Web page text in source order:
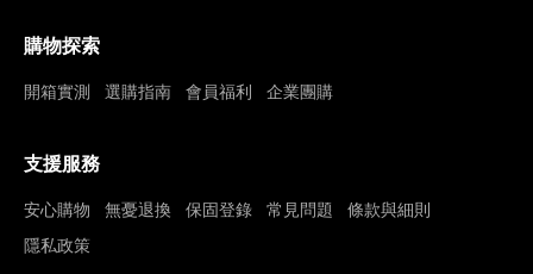
購物探索
開箱實測 選購指南 會員福利 企業團購
支援服務
安心購物 無憂退換 保固登錄 常見問題
條款與細則
隱私政策